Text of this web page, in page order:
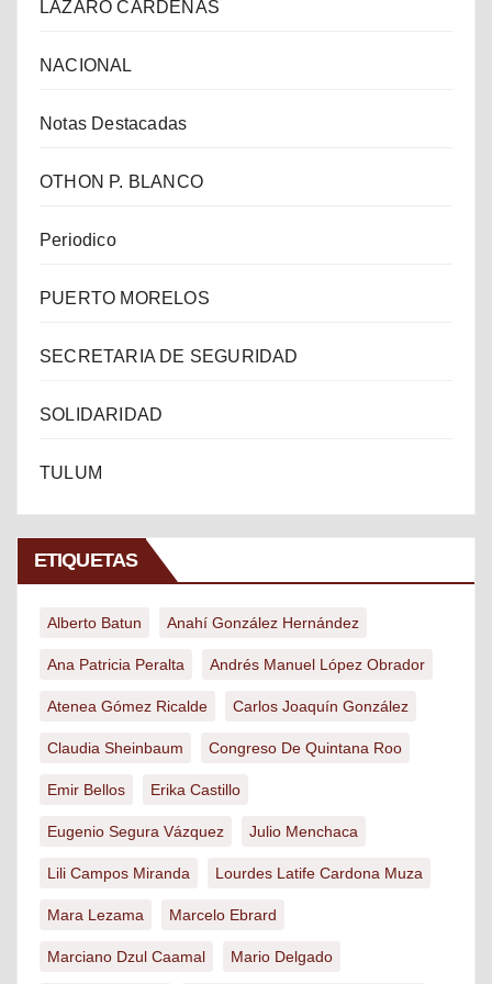
LAZARO CARDENAS
NACIONAL
Notas Destacadas
OTHON P. BLANCO
Periodico
PUERTO MORELOS
SECRETARIA DE SEGURIDAD
SOLIDARIDAD
TULUM
ETIQUETAS
Alberto Batun Anahí González Hernández
Ana Patricia Peralta Andrés Manuel López Obrador
Atenea Gómez Ricalde Carlos Joaquín González
Claudia Sheinbaum Congreso De Quintana Roo
Emir Bellos Erika Castillo
Eugenio Segura Vázquez Julio Menchaca
Lili Campos Miranda Lourdes Latife Cardona Muza
Mara Lezama Marcelo Ebrard
Marciano Dzul Caamal Mario Delgado